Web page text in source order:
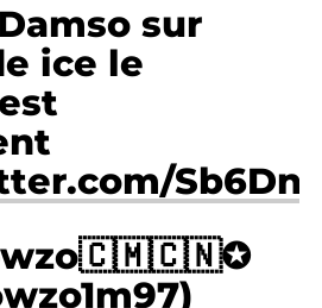
sur
ice le